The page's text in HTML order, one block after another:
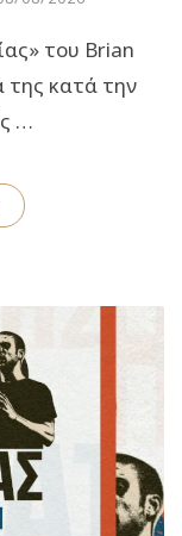
του Brian
της κατά την
…
Friel:
Από
Τζένη